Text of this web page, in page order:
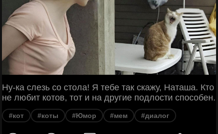
Ну-ка слезь со стола! Я тебе так скажу, Наташа. Кто
не любит котов, тот и на другие подлости способен.
#кот #коты #Юмор #мем #диалог